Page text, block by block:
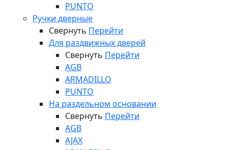
PUNTO
Ручки дверные
Свернуть Перейти
Для раздвижных дверей
Свернуть Перейти
AGB
ARMADILLO
PUNTO
На раздельном основании
Свернуть Перейти
AGB
AJAX